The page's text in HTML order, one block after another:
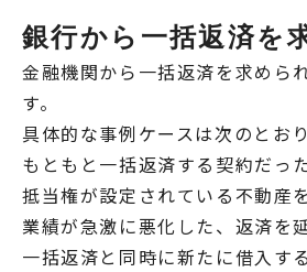
銀行から一括返済を
金融機関から一括返済を求めら
す。
具体的な事例ケースは次のとおり
もともと一括返済する契約だっ
抵当権が設定されている不動産
業績が急激に悪化した、返済を
一括返済と同時に新たに借入す